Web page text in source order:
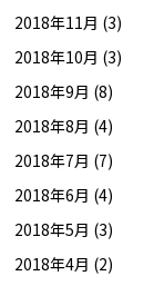
2018年11月 (3)
2018年10月 (3)
2018年9月 (8)
2018年8月 (4)
2018年7月 (7)
2018年6月 (4)
2018年5月 (3)
2018年4月 (2)